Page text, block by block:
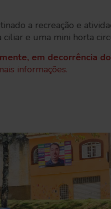
a recreação e
e uma mini horta
em decorrência
informações.